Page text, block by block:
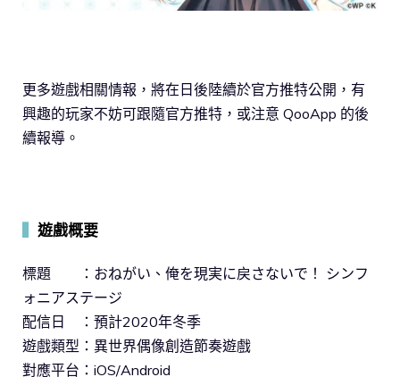
更多遊戲相關情報，將在日後陸續於官方推特公開，有
興趣的玩家不妨可跟隨官方推特，或注意 QooApp 的後
續報導。
遊戲概要
標題 ：おねがい、俺を現実に戻さないで！ シンフ
ォニアステージ
配信日 ：預計2020年冬季
遊戲類型：異世界偶像創造節奏遊戲
對應平台：iOS/Android